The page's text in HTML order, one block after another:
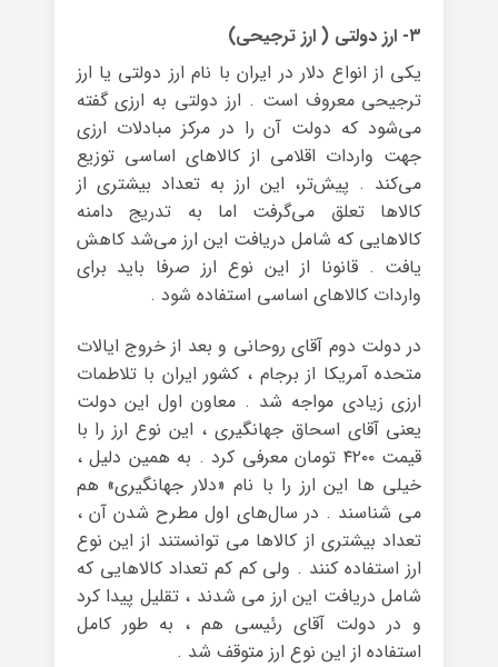
۳- ارز دولتی ( ارز ترجیحی)
یکی از انواع دلار در ایران با نام ارز دولتی یا ارز
ترجیحی معروف است . ارز دولتی به ارزی گفته
می‌شود که دولت آن را در مرکز مبادلات ارزی
جهت واردات اقلامی از کالاهای اساسی توزیع
می‌کند . پیش‌تر، این ارز به تعداد بیشتری از
کالاها تعلق می‌گرفت اما به تدریج دامنه
کالاهایی که شامل دریافت این ارز می‌شد کاهش
یافت . قانونا از این نوع ارز صرفا باید برای
واردات کالاهای اساسی استفاده شود .
در دولت دوم آقای روحانی و بعد از خروج ایالات
متحده آمریکا از برجام ، کشور ایران با تلاطمات
ارزی زیادی مواجه شد . معاون اول این دولت
یعنی آقای اسحاق جهانگیری ، این نوع ارز را با
قیمت ۴۲۰۰ تومان معرفی کرد . به همین دلیل ،
خیلی ها این ارز را با نام «دلار جهانگیری» هم
می شناسند . در سال‌های اول مطرح شدن آن ،
تعداد بیشتری از کالاها می توانستند از این نوع
ارز استفاده کنند . ولی کم کم تعداد کالاهایی که
شامل دریافت این ارز می ‌شدند ، تقلیل پیدا کرد
و در دولت آقای رئیسی هم ، به طور کامل
استفاده از این نوع ارز متوقف شد .